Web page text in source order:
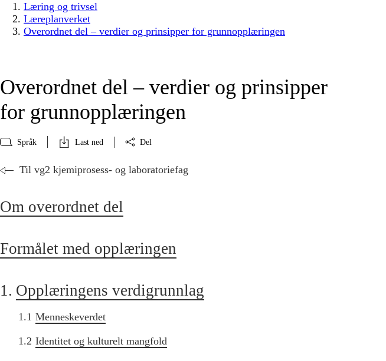
Læring og trivsel
Læreplanverket
Overordnet del – verdier og prinsipper for grunnopplæringen
Overordnet del – verdier og prinsipper
for grunnopplæringen
Språk Last ned Del
Til vg2 kjemiprosess- og laboratoriefag
Om overordnet del
Formålet med opplæringen
1. Opplæringens verdigrunnlag
1.1 Menneskeverdet
1.2 Identitet og kulturelt mangfold